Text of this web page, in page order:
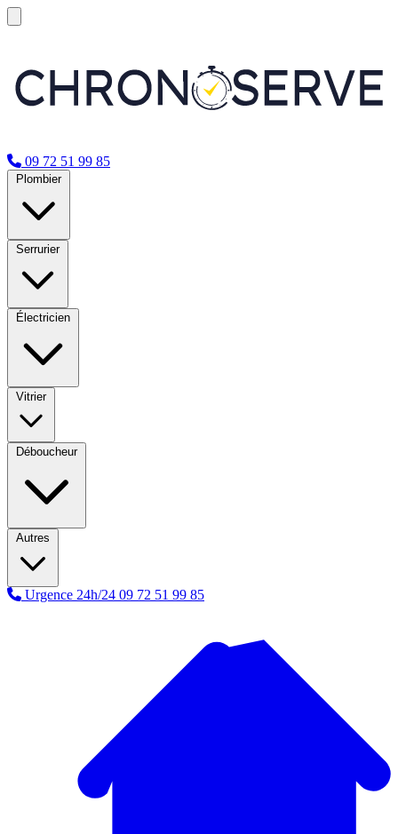
09 72 51 99 85
Plombier
Serrurier
Électricien
Vitrier
Déboucheur
Autres
Urgence 24h/24 09 72 51 99 85